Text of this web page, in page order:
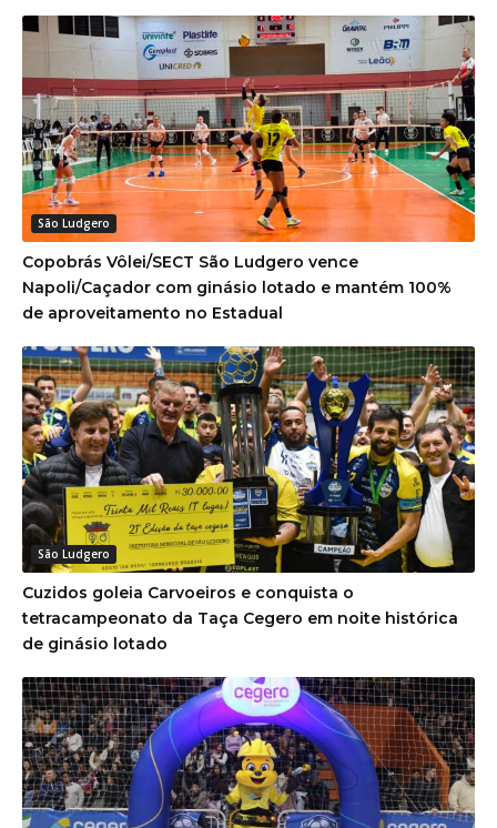
São Ludgero
Copobrás Vôlei/SECT São Ludgero vence
Napoli/Caçador com ginásio lotado e mantém 100%
de aproveitamento no Estadual
São Ludgero
Cuzidos goleia Carvoeiros e conquista o
tetracampeonato da Taça Cegero em noite histórica
de ginásio lotado